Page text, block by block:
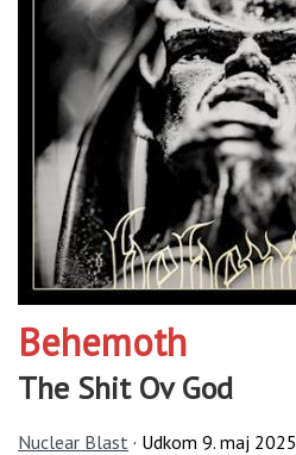
Behemoth
The Shit Ov God
Nuclear Blast · Udkom 9. maj 2025